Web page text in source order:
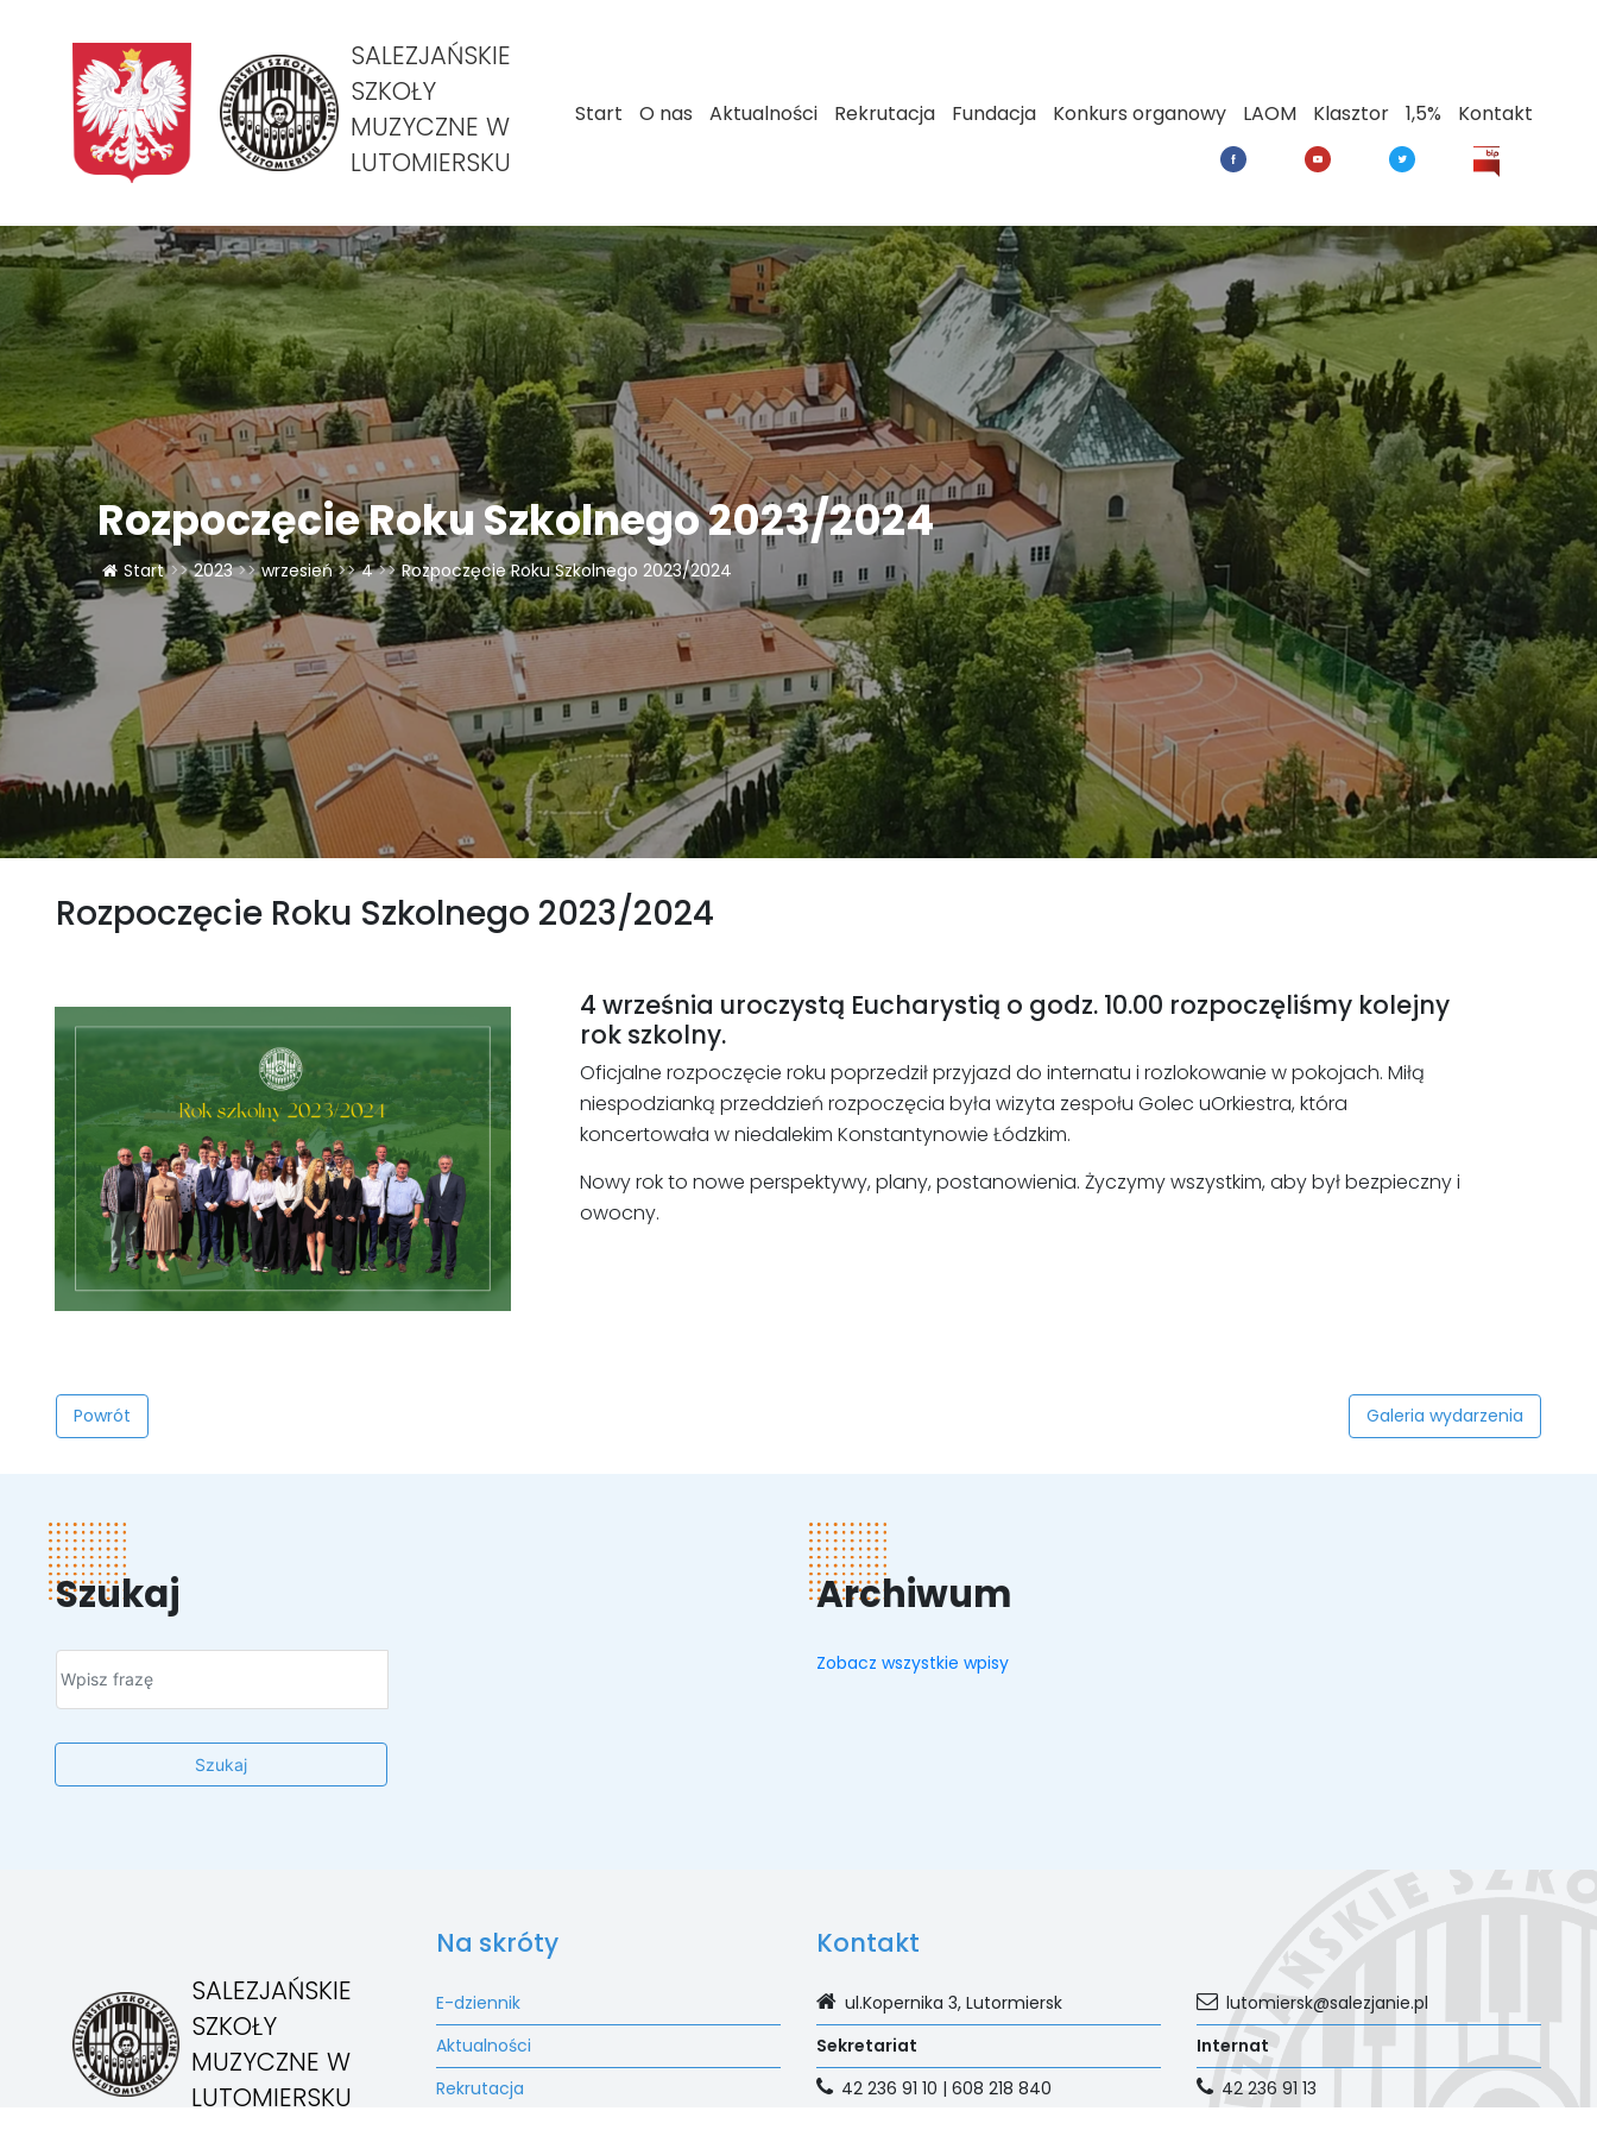
SALEZJAŃSKIE
SZKOŁY
MUZYCZNE W
LUTOMIERSKU
Start O nas Aktualności Rekrutacja Fundacja Konkurs organowy LAOM Klasztor 1,5% Kontakt
Rozpoczęcie Roku Szkolnego 2023/2024
Start >> 2023 >> wrzesień >> 4 >> Rozpoczęcie Roku Szkolnego 2023/2024
Rozpoczęcie Roku Szkolnego 2023/2024
4 września uroczystą Eucharystią o godz. 10.00 rozpoczęliśmy kolejny
rok szkolny.
Oficjalne rozpoczęcie roku poprzedził przyjazd do internatu i rozlokowanie w pokojach. Miłą
niespodzianką przeddzień rozpoczęcia była wizyta zespołu Golec uOrkiestra, która
koncertowała w niedalekim Konstantynowie Łódzkim.
Nowy rok to nowe perspektywy, plany, postanowienia. Życzymy wszystkim, aby był bezpieczny i
owocny.
Powrót Galeria wydarzenia
Szukaj Archiwum
Zobacz wszystkie wpisy
SALEZJAŃSKIE
SZKOŁY
MUZYCZNE W
LUTOMIERSKU
Na skróty
E-dziennik
Aktualności
Rekrutacja
Kontakt
ul.Kopernika 3, Lutormiersk
Sekretariat
42 236 91 10 | 608 218 840
lutomiersk@salezjanie.pl
Internat
42 236 91 13